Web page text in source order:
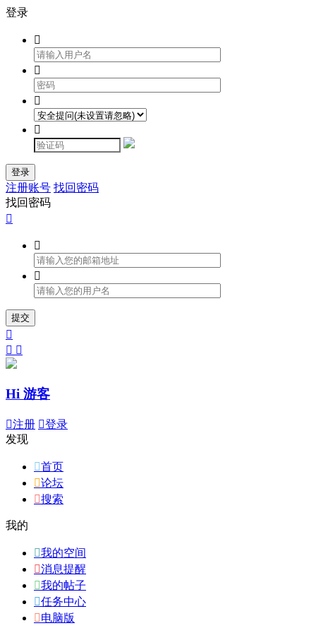
登录




登录
注册账号 找回密码
找回密码



提交

 
Hi 游客
注册 登录
发现
首页
论坛
搜索
我的
我的空间
消息提醒
我的帖子
任务中心
电脑版